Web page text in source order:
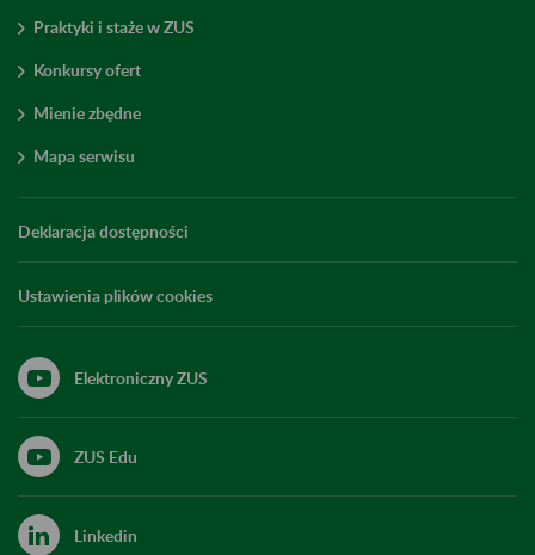
Praktyki i staże w ZUS
Konkursy ofert
Mienie zbędne
Mapa serwisu
Deklaracja dostępności
Ustawienia plików cookies
Elektroniczny ZUS
ZUS Edu
Linkedin